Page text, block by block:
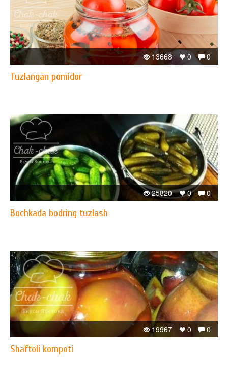
0
0
13668
Tuzlangan pomidor
0
0
25820
Bochkada bodring tuzlash
0
0
19967
Shaftoli kompoti